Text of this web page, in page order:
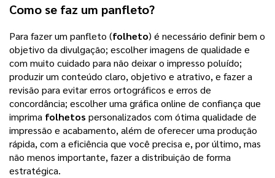
Como se faz um panfleto?
Para fazer um panfleto (folheto) é necessário definir bem o
objetivo da divulgação; escolher imagens de qualidade e
com muito cuidado para não deixar o impresso poluído;
produzir um conteúdo claro, objetivo e atrativo, e fazer a
revisão para evitar erros ortográficos e erros de
concordância; escolher uma gráfica online de confiança que
imprima folhetos personalizados com ótima qualidade de
impressão e acabamento, além de oferecer uma produção
rápida, com a eficiência que você precisa e, por último, mas
não menos importante, fazer a distribuição de forma
estratégica.